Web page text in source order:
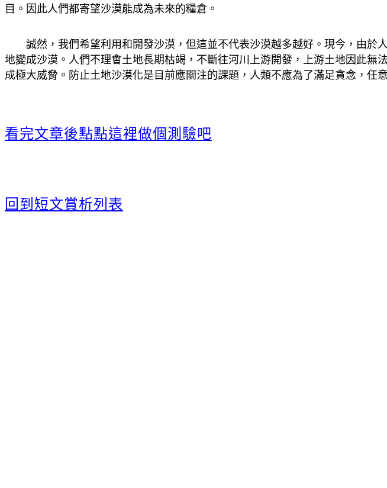
目。因此人們都寄望沙漠能成為未來的糧倉。
誠然，我們希望利用和開發沙漠，但這並不代表沙漠越多越好。現今，由於
地變成沙漠。人們不理會土地長期枯竭，不斷往河川上游開發，上游土地因此
成極大威脅。防止土地沙漠化是目前應關注的課題，人類不應為了滿足貪念，任
看完文章後點點這裡做個測驗吧
回到短文賞析列表